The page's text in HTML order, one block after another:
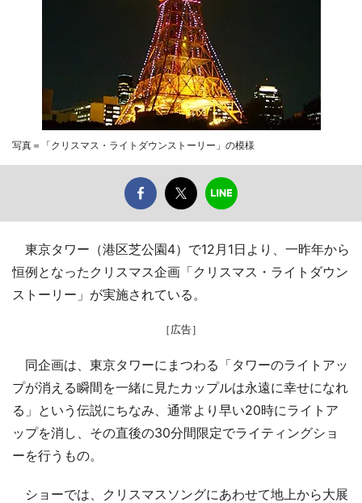
写真＝「クリスマス・ライトダウンストーリー」の模様
東京タワー（港区芝公園4）で12月1日より、一昨年から
恒例となったクリスマス企画「クリスマス・ライトダウン
ストーリー」が実施されている。
［広告］
同企画は、東京タワーにまつわる「タワーのライトアッ
プが消える瞬間を一緒に見たカップルは永遠に幸せになれ
る」という伝説にちなみ、通常より早い20時にライトア
ップを消し、その直後の30分間限定でライティングショ
ーを行うもの。
ショーでは、クリスマスソングにあわせて地上から大展